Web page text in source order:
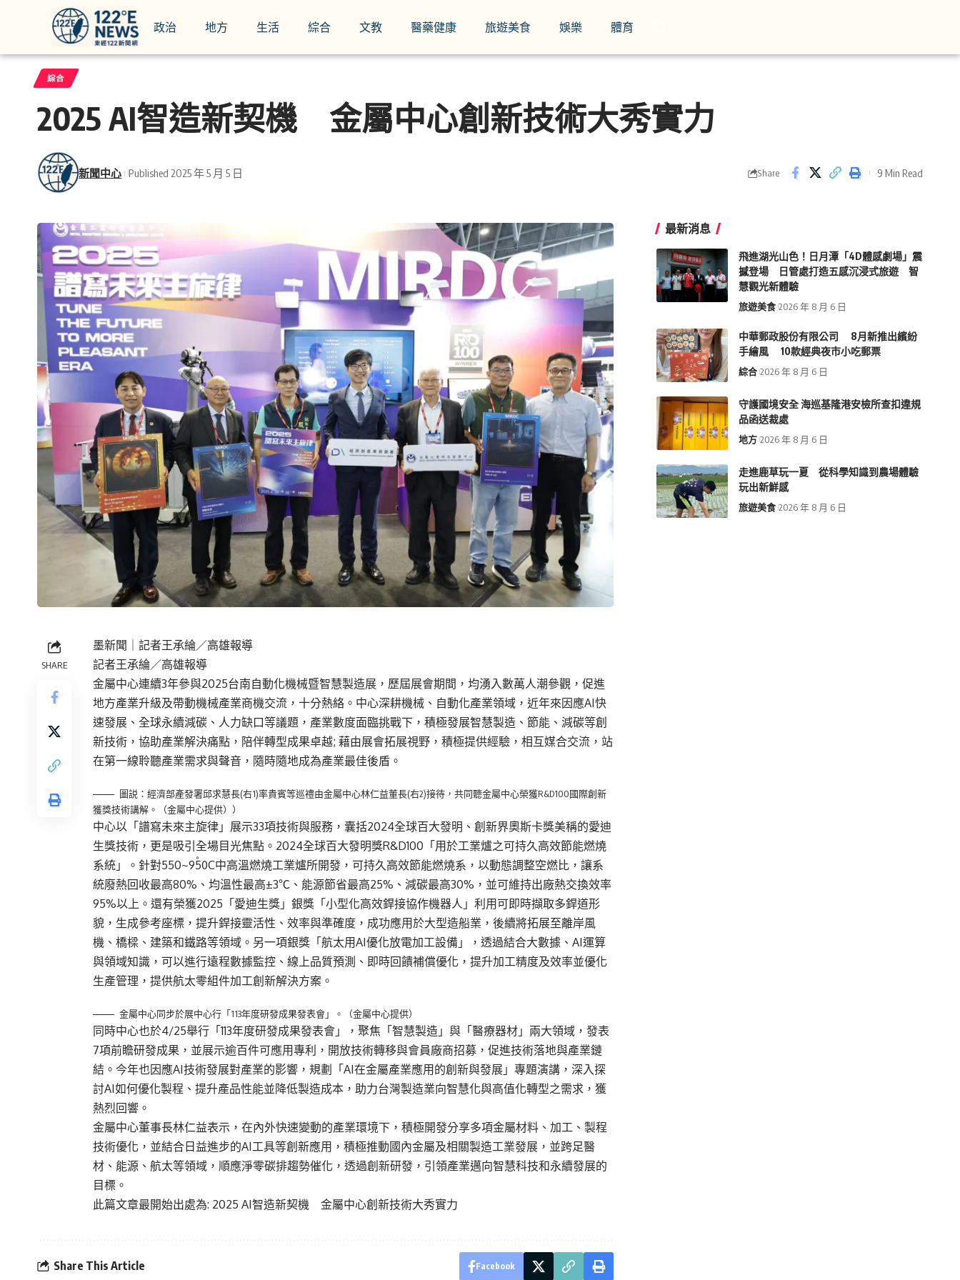
政治 地方 生活 綜合 文教 醫藥健康 旅遊美食 娛樂 體育
綜合
2025 AI智造新契機 金屬中心創新技術大秀實力
新聞中心 Published 2025 年 5 月 5 日 Share 9 Min Read
SHARE
墨新聞 ｜記者王承綸／高雄報導
記者王承綸／高雄報導
金屬中心連續3年參與2025台南自動化機械暨智慧製造展，歷屆展會期間，均湧入數萬人潮參觀，促進
地方產業升級及帶動機械產業商機交流，十分熱絡。中心深耕機械、自動化產業領域，近年來因應AI快
速發展、全球永續減碳、人力缺口等議題，產業數度面臨挑戰下，積極發展智慧製造、節能、減碳等創
新技術，協助產業解決痛點，陪伴轉型成果卓越; 藉由展會拓展視野，積極提供經驗，相互媒合交流，站
在第一線聆聽產業需求與聲音，隨時隨地成為產業最佳後盾。
圖説：經濟部產發署邱求慧長(右1)率貴賓等巡禮由金屬中心林仁益董長(右2)接待，共同聽金屬中心榮獲R&D100國際創新
獲獎技術講解。（金屬中心提供））
中心以「譜寫未來主旋律」展示33項技術與服務，囊括2024全球百大發明、創新界奧斯卡獎美稱的愛迪
生獎技術，更是吸引全場目光焦點。2024全球百大發明獎R&D100「用於工業爐之可持久高效節能燃燒
系統」。針對550~950〫C中高溫燃燒工業爐所開發，可持久高效節能燃燒系，以動態調整空燃比，讓系
統廢熱回收最高80%、均溫性最高±3℃、能源節省最高25%、減碳最高30%，並可維持出廠熱交換效率
95%以上。還有榮獲2025「愛迪生獎」銀獎「小型化高效銲接協作機器人」利用可即時擷取多銲道形
貌，生成參考座標，提升銲接靈活性、效率與準確度，成功應用於大型造船業，後續將拓展至離岸風
機、橋樑、建築和鐵路等領域。另一項銀獎「航太用AI優化放電加工設備」，透過結合大數據、AI運算
與領域知識，可以進行遠程數據監控、線上品質預測、即時回饋補償優化，提升加工精度及效率並優化
生產管理，提供航太零組件加工創新解決方案。
金屬中心同步於展中心行「113年度研發成果發表會」。（金屬中心提供）
同時中心也於4/25舉行「113年度研發成果發表會」，聚焦「智慧製造」與「醫療器材」兩大領域，發表
7項前瞻研發成果，並展示逾百件可應用專利，開放技術轉移與會員廠商招募，促進技術落地與產業鏈
結。今年也因應AI技術發展對產業的影響，規劃「AI在金屬產業應用的創新與發展」專題演講，深入探
討AI如何優化製程、提升產品性能並降低製造成本，助力台灣製造業向智慧化與高值化轉型之需求，獲
熱烈回響。
金屬中心董事長林仁益表示，在內外快速變動的產業環境下，積極開發分享多項金屬材料、加工、製程
技術優化，並結合日益進步的AI工具等創新應用，積極推動國內金屬及相關製造工業發展，並跨足醫
材、能源、航太等領域，順應淨零碳排趨勢催化，透過創新研發，引領產業邁向智慧科技和永續發展的
目標。
此篇文章最開始出處為: 2025 AI智造新契機 金屬中心創新技術大秀實力
Share This Article Facebook
最新消息
飛進湖光山色！日月潭「4D體感劇場」震
撼登場 日管處打造五感沉浸式旅遊 智
慧觀光新體驗
旅遊美食 2026 年 8 月 6 日
中華郵政股份有限公司 8月新推出繽紛
手繪風 10款經典夜市小吃郵票
綜合 2026 年 8 月 6 日
守護國境安全 海巡基隆港安檢所查扣違規
品函送裁處
地方 2026 年 8 月 6 日
走進鹿草玩一夏 從科學知識到農場體驗
玩出新鮮感
旅遊美食 2026 年 8 月 6 日